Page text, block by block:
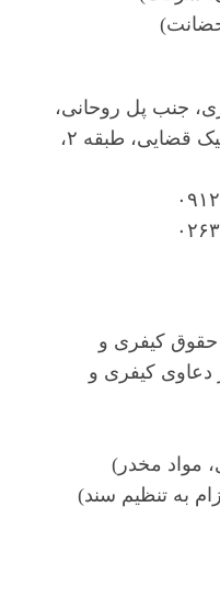
حضانت)
جنب پل روحانی،
ساختمان خدمات الکترونیک قضایی، طبقه ۲،
حقوق کیفری و
دعاوی کیفری و
مواد مخدر)
به تنظیم سند)